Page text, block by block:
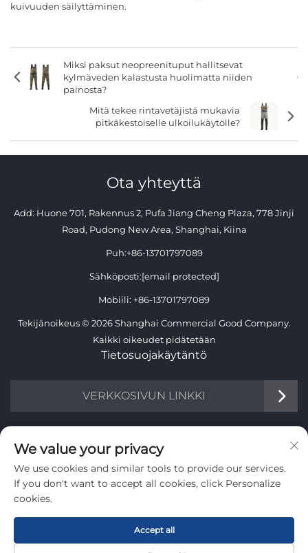
kuivuuden säilyttäminen.
Miksi paksut neopreenituput hallitsevat
kylmäveden kalastusta huolimatta niiden
painosta?
Mitä tekee rintavetäjistä mukavia
pitkäkestoiselle ulkoilukäytölle?
Ota yhteyttä
Add: Huone 701, Rakennus 2, Pufa Jiang Cheng Plaza, 778 Jinji
Road, Pudong New Area, Shanghai, Kiina
Puh:+86-13701797089
Sähköposti:[email protected]
Mobiili: +86-13701797089
Tekijänoikeus © 2026 Shanghai Commercial Good Company.
Kaikki oikeudet pidätetään
Tietosuojakäytäntö
VERKKOSIVUN LINKKI
Tietoa
Tilaa viikoittainen uutiskirjeemme
Lähetä
We value your privacy
We use cookies and similar tools to provide our services.
If you don't want to accept all cookies, click Personalize
cookies.
Accept all